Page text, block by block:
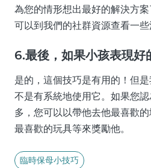
為您的情形想出最好的解決方
可以到我們的社群資源查看一些
6.最後，如果小孩表現好
是的，這個技巧是有用的！但
不是有系統地使用它。如果您
多，您可以以帶他去他最喜歡
最喜歡的玩具等來獎勵他。
臨時保母小技巧